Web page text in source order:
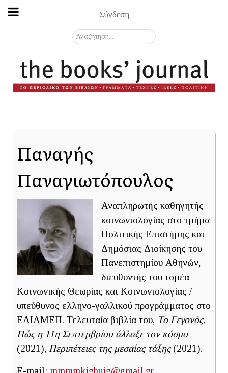
Σύνδεση
Αναζήτηση...
Παναγής
Παναγιωτόπουλος
Αναπληρωτής καθηγητής
κοινωνιολογίας στο τμήμα
Πολιτικής Επιστήμης και
Δημόσιας Διοίκησης του
Πανεπιστημίου Αθηνών,
διευθυντής του τομέα
Κοινωνικής Θεωρίας και Κοινωνιολογίας /
υπεύθυνος ελληνο-γαλλικού προγράμματος στο
ΕΛΙΑΜΕΠ. Τελευταία βιβλία του, Το Γεγονός.
Πώς η 11η Σεπτεμβρίου άλλαξε τον κόσμο
(2021), Περιπέτειες της μεσαίας τάξης(2021).
E-mail: mmmmkjghujg@gmail.gr